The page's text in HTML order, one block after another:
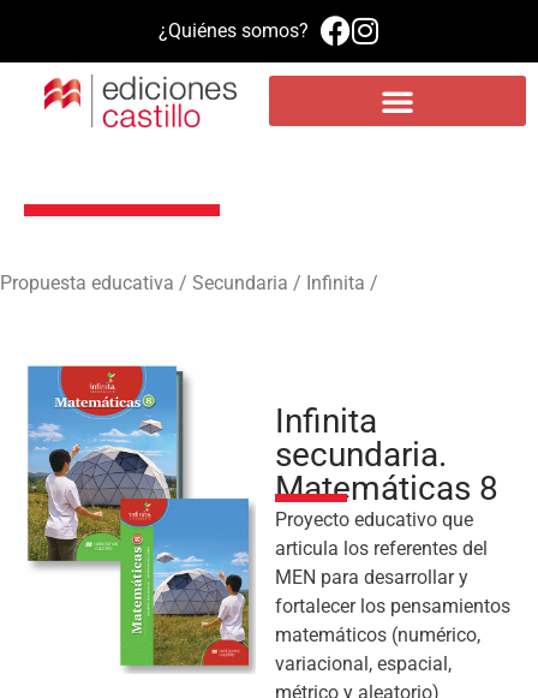
¿Quiénes somos?
Infinita secundaria. Matemáticas 8
Propuesta educativa / Secundaria / Infinita /
Infinita
secundaria.
Matemáticas 8
Proyecto educativo que
articula los referentes del
MEN para desarrollar y
fortalecer los pensamientos
matemáticos (numérico,
variacional, espacial,
métrico y aleatorio)